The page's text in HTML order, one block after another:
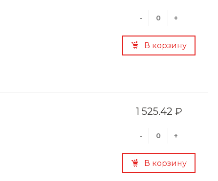
- +
В корзину
1 525.42 ₽
- +
В корзину